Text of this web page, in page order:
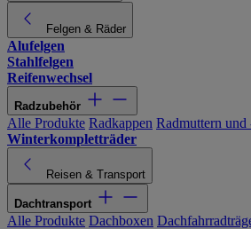
Felgen & Räder
Alufelgen
Stahlfelgen
Reifenwechsel
Radzubehör
Alle Produkte Radkappen Radmuttern und
Winterkompletträder
Reisen & Transport
Dachtransport
Alle Produkte Dachboxen